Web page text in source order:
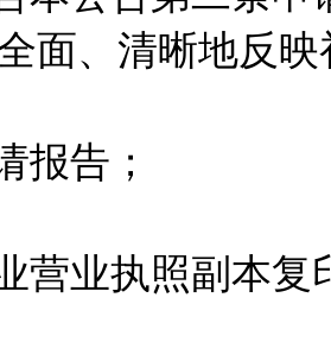
面、清晰地反
告；
业执照副本复